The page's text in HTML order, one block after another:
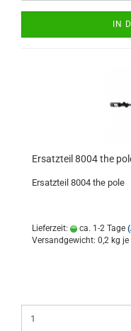
IN
Ersatzteil 8004 the
Ersatzteil 8004 the pole
Lieferzeit: ca. 1-2 Tage
Versandgewicht: 0,2 kg